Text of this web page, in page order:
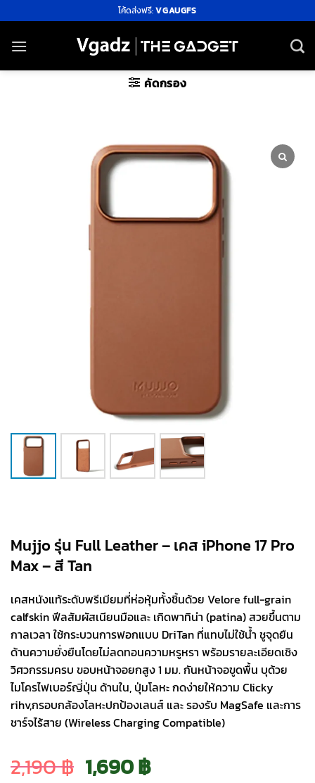
ไป
ยัง
โค้ดส่งฟรี:VGAUGFS
คัดกรอง
Mujjo รุ่น Full Leather – เคส iPhone 17 Pro
Max – สี Tan
เคสหนังแท้ระดับพรีเมียมที่ห่อหุ้มทั้งชิ้นด้วย Velore full-grain
calfskin ฟีลสัมผัสเนียนมือและ เกิดพาทิน่า (patina) สวยขึ้นตาม
กาลเวลา ใช้กระบวนการฟอกแบบ DriTan ที่แทบไม่ใช้น้ำ ชูจุดยืน
ด้านความยั่งยืนโดยไม่ลดทอนความหรูหรา พร้อมรายละเอียดเชิง
วิศวกรรมครบ ขอบหน้าจอยกสูง 1 มม. กันหน้าจอขูดพื้น บุด้วย
ไมโครไฟเบอร์ญี่ปุ่น ด้านใน, ปุ่มโลหะ กดง่ายให้ความ Clicky
rihv,กรอบกล้องโลหะปกป้องเลนส์ และ รองรับ MagSafe และการ
ชาร์จไร้สาย (Wireless Charging Compatible)
2,190฿ Original
1,690฿Current